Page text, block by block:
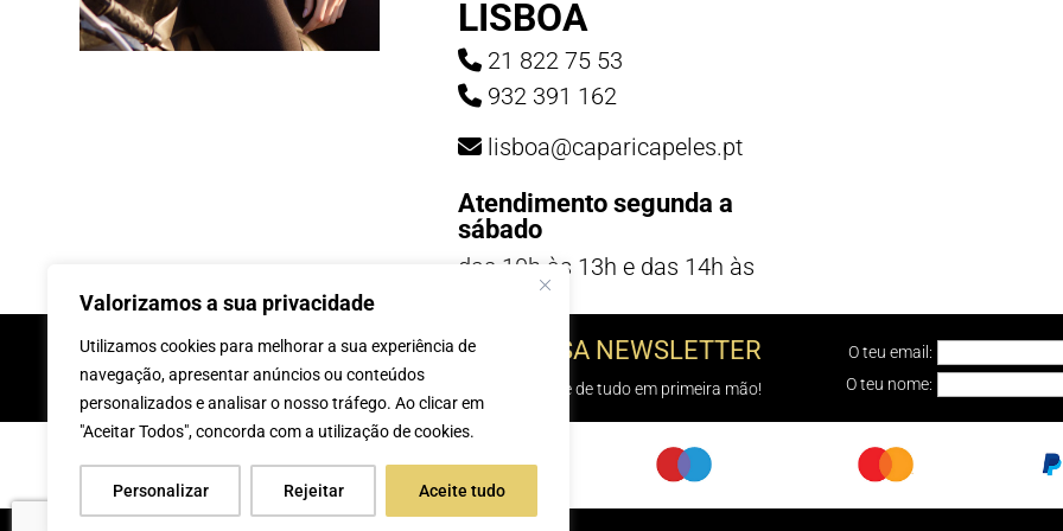
Valorizamos a sua privacidade
Utilizamos cookies para melhorar a sua experiência de
navegação, apresentar anúncios ou conteúdos
personalizados e analisar o nosso tráfego. Ao clicar em
"Aceitar Todos", concorda com a utilização de cookies.
Personalizar Rejeitar Aceite tudo
LISBOA
21 822 75 53
932 391 162
lisboa@caparicapeles.pt
Atendimento segunda a
sábado
das 10h às 13h e das 14h às
INSCREVE-TE Á NOSSA NEWSLETTER
e sabe de tudo em primeira mão!
O teu email:
O teu nome: